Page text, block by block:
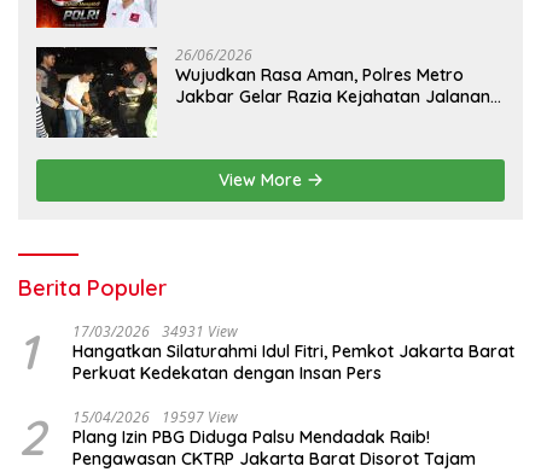
26/06/2026
Wujudkan Rasa Aman, Polres Metro
Jakbar Gelar Razia Kejahatan Jalanan
View More
Berita Populer
1 17/03/2026 34931 View
Hangatkan Silaturahmi Idul Fitri, Pemkot Jakarta Barat
Perkuat Kedekatan dengan Insan Pers
2 15/04/2026 19597 View
Plang Izin PBG Diduga Palsu Mendadak Raib!
Pengawasan CKTRP Jakarta Barat Disorot Tajam